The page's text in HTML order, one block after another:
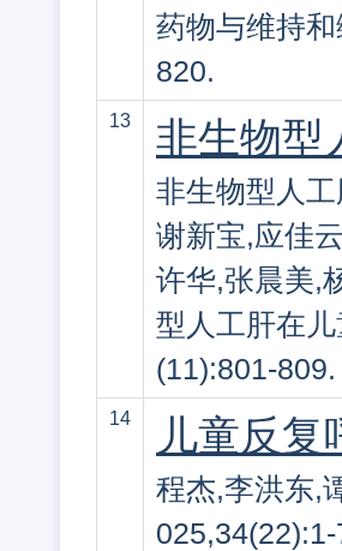
药物与维持
820.
13 非生物型
非生物型人
谢新宝,应佳
许华,张晨美,
型人工肝在
(11):801-809.
14 儿童反
程杰,李洪东,
025,34(22):1-